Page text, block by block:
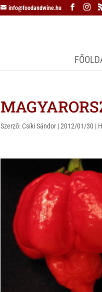
info@foodandwine.hu
Szerző: Csíki Sándor |2012/01/30 |